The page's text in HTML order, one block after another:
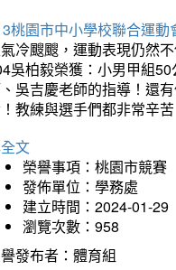
桃園市中小學校聯合運動
冷颼颼，運動表現仍然
吳柏毅榮獲：小男甲組
吳吉慶老師的指導！還
教練與選手們都非常辛苦
文
榮譽事項：桃園市競賽
發佈單位：學務處
建立時間：2024-01-29
瀏覽次數：958
發布者：體育組